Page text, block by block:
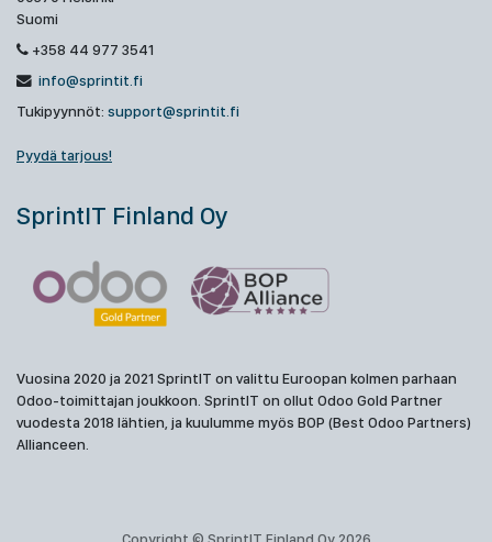
Suomi
+358 44 977 3541
info@sprintit.fi
Tukipyynnöt: support@sprintit.fi
Pyydä tarjous!
SprintIT Finland Oy
Vuosina 2020 ja 2021 SprintIT on valittu Euroopan kolmen parhaan
Odoo-toimittajan joukkoon. SprintIT on ollut Odoo Gold Partner
vuodesta 2018 lähtien, ja kuulumme myös BOP (Best Odoo Partners)
Allianceen.
Copyright © SprintIT Finland Oy 2026